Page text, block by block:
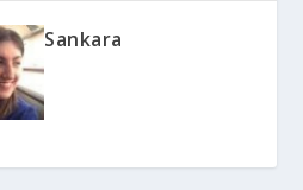
Sankara